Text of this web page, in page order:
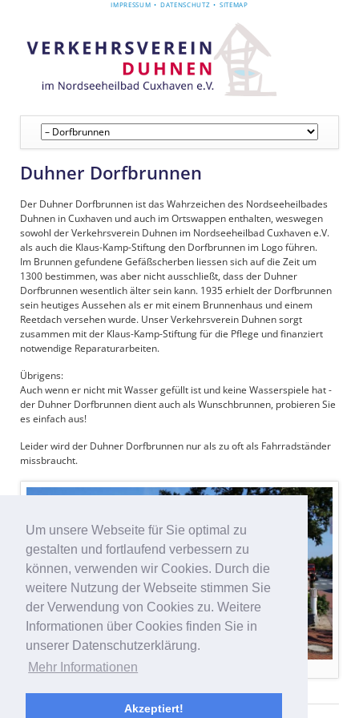
Um unsere Webseite für Sie optimal zu
gestalten und fortlaufend verbessern zu
können, verwenden wir Cookies. Durch die
weitere Nutzung der Webseite stimmen Sie
der Verwendung von Cookies zu. Weitere
Informationen über Cookies finden Sie in
unserer Datenschutzerklärung.
Mehr Informationen
Akzeptiert!
NAVIGATION
IMPRESSUM DATENSCHUTZ SITEMAP
Navigation
überspringen
Duhner Dorfbrunnen
Der Duhner Dorfbrunnen ist das Wahrzeichen des Nordseeheilbades
Duhnen in Cuxhaven und auch im Ortswappen enthalten, weswegen
sowohl der Verkehrsverein Duhnen im Nordseeheilbad Cuxhaven e.V.
als auch die Klaus-Kamp-Stiftung den Dorfbrunnen im Logo führen.
Im Brunnen gefundene Gefäßscherben liessen sich auf die Zeit um
1300 bestimmen, was aber nicht ausschließt, dass der Duhner
Dorfbrunnen wesentlich älter sein kann. 1935 erhielt der Dorfbrunnen
sein heutiges Aussehen als er mit einem Brunnenhaus und einem
Reetdach versehen wurde. Unser Verkehrsverein Duhnen sorgt
zusammen mit der Klaus-Kamp-Stiftung für die Pflege und finanziert
notwendige Reparaturarbeiten.
Übrigens:
Auch wenn er nicht mit Wasser gefüllt ist und keine Wasserspiele hat -
der Duhner Dorfbrunnen dient auch als Wunschbrunnen, probieren Sie
es einfach aus!
Leider wird der Duhner Dorfbrunnen nur als zu oft als Fahrradständer
missbraucht.
Duhner Dorfbrunnen mit neuem Reetdach - Bild Ulrich Schmarje